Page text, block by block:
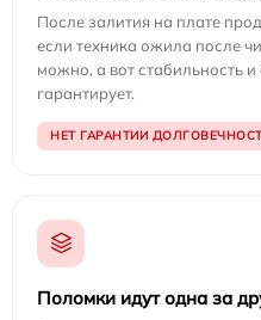
После залития на плате
если техника ожила после
можно, а вот стабильность
гарантирует.
НЕТ ГАРАНТИИ
Поломки идут одна за